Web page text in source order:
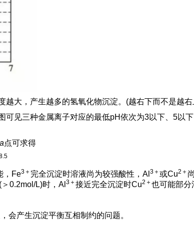
越大，产生越多的氢氧化物沉淀。(越右下而不是越
可见三种金属离子对应的最低pH依次为3以下、5以
a点可求得
，Fe3＋ 完全沉淀时溶液尚为较强酸性，Al 3＋或Cu2＋
0.2mol/L)时，Al 3＋接近完全沉淀时Cu2＋也可能部分
会产生沉淀平衡互相制约的问题。